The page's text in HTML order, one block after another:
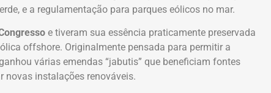
e a regulamentação para parques eólicos no mar.
e tiveram sua essência praticamente preservada
offshore. Originalmente pensada para permitir a
várias emendas “jabutis” que beneficiam fontes
novas instalações renováveis.